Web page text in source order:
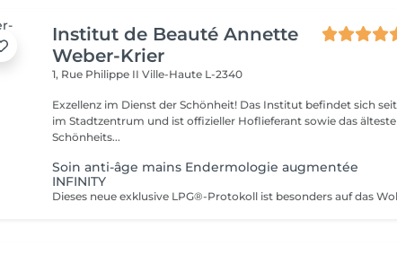
Institut de Beauté Annette
Weber-Krier
1, Rue Philippe IIVille-Haute L-2340
Exzellenz im Dienst der Schönheit! Das Institut befindet sich seit 1970
im Stadtzentrum und ist offizieller Hoflieferant sowie das älteste
Schönheits...
Soin anti-âge mains Endermologie augmentée
INFINITY